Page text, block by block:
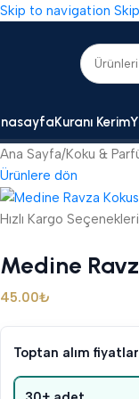
Skip to navigation
Kuranı Kerim
Ana Sayfa/Koku &
Ürünlere dön
Hızlı Kargo Seçenekleri
Medine
45.00₺
Toptan alım